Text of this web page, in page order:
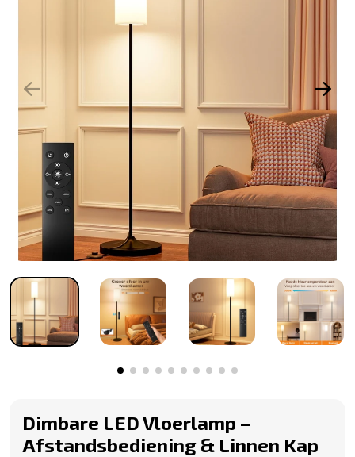
Dimbare LED Vloerlamp –
Afstandsbediening & Linnen Kap